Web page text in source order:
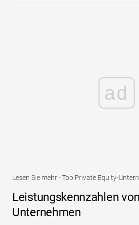
ad
Lesen Sie mehr - Top Private Equity-
Leistungskennzahlen
Unternehmen